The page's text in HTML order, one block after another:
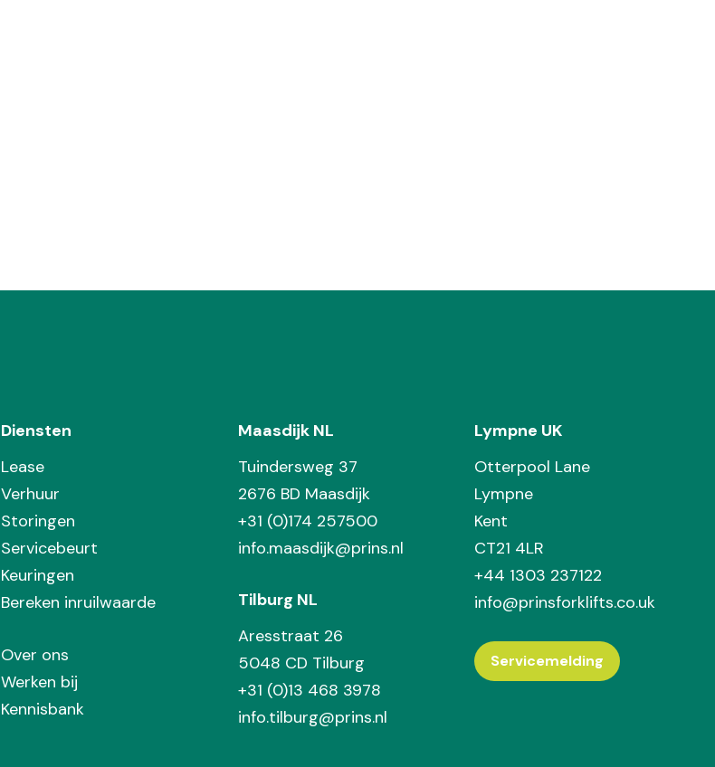
Diensten
Lease
Verhuur
Storingen
Servicebeurt
Keuringen
Bereken inruilwaarde
Over ons
Werken bij
Kennisbank
Maasdijk NL
Tuindersweg 37
2676 BD Maasdijk
+31 (0)174 257500
info.maasdijk@prins.nl
Tilburg NL
Aresstraat 26
5048 CD Tilburg
+31 (0)13 468 3978
info.tilburg@prins.nl
Lympne UK
Otterpool Lane
Lympne
Kent
CT21 4LR
+44 1303 237122
info@prinsforklifts.co.uk
Servicemelding